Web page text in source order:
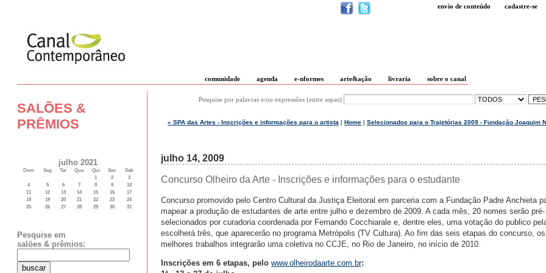
envio de conteúdo cadastre-se
comunidade agenda e-nformes arte&ação livraria sobre o canal
SALÕES &
PRÊMIOS
julho 2021
Dom Seg Ter Qua Qui Sex
Sab
1
2
3
4
5 6 7 8 9
10
11
12 13 14 15 16
17
18
19 20 21 22 23
24
25
26 27 28 29 30 31
Pesquise em
salões & prêmios:
Pesquise por palavras e/ou expressões (entre aspas)
« SPA das Artes - Inscrições e informações para o artista | Home | Selecionados para o Trajetórias 2009 - Fundação Joaquim
julho 14, 2009
Concurso Olheiro da Arte - Inscrições e informações para o estudante
Concurso promovido pelo Centro Cultural da Justiça Eleitoral em parceria com a Fundação Padre Anchieta
mapear a produção de estudantes de arte entre julho e dezembro de 2009. A cada mês, 20 nomes serão pré-
selecionados por curadoria coordenada por Fernando Cocchiarale e, dentre eles, uma votação do publico
escolherá três, que aparecerão no programa Metrópolis (TV Cultura). Ao fim das seis etapas do concurso, os
melhores trabalhos integrarão uma coletiva no CCJE, no Rio de Janeiro, no início de 2010.
Inscrições em 6 etapas, pelo www.olheirodaarte.com.br: